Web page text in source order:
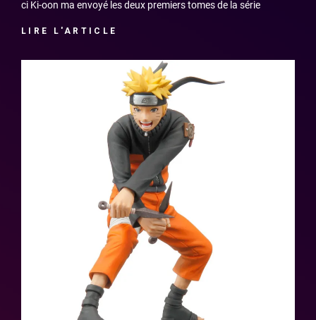
ci Ki-oon ma envoyé les deux premiers tomes de la série
LIRE L'ARTICLE